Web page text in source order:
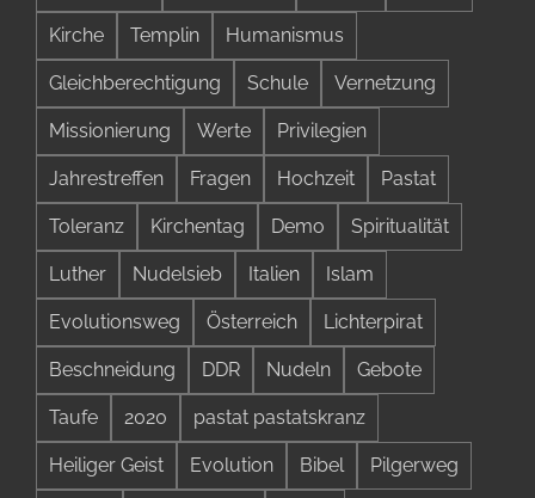
Kirche Templin Humanismus
Gleichberechtigung Schule Vernetzung
Missionierung Werte Privilegien
Jahrestreffen Fragen Hochzeit Pastat
Toleranz Kirchentag Demo Spiritualität
Luther Nudelsieb Italien Islam
Evolutionsweg Österreich Lichterpirat
Beschneidung DDR Nudeln Gebote
Taufe 2020 pastat pastatskranz
Heiliger Geist Evolution Bibel Pilgerweg